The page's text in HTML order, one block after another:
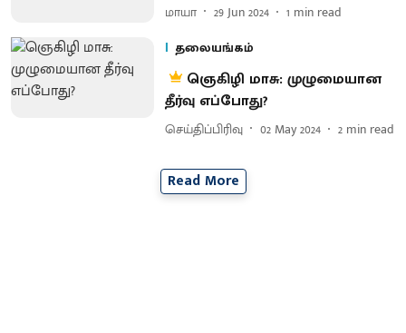
மாயா 29 Jun 2024 1 min read
தலையங்கம்
ஞெகிழி மாசு: முழுமையான
தீர்வு எப்போது?
செய்திப்பிரிவு 02 May 2024 2 min read
Read More